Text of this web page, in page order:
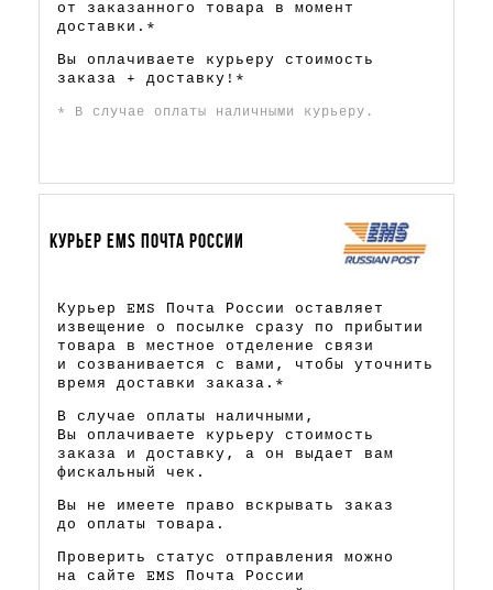
от заказанного товара в момент
доставки.*
Вы оплачиваете курьеру стоимость
заказа + доставку!*
* В случае оплаты наличными курьеру.
КУРЬЕР EMS ПОЧТА РОССИИ
Курьер EMS Почта России оставляет
извещение о посылке сразу по прибытии
товара в местное отделение связи
и созванивается с вами, чтобы уточнить
время доставки заказа.*
В случае оплаты наличными,
Вы оплачиваете курьеру стоимость
заказа и доставку, а он выдает вам
фискальный чек.
Вы не имеете право вскрывать заказ
до оплаты товара.
Проверить статус отправления можно
на сайте EMS Почта России